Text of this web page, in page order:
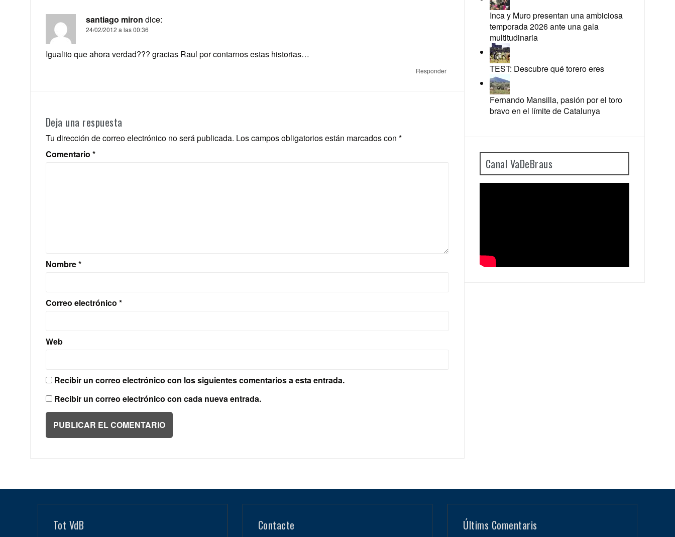
santiago miron dice:
24/02/2012 a las 00:36
Igualito que ahora verdad??? gracias Raul por contarnos estas historias…
Responder
Deja una respuesta
Tu dirección de correo electrónico no será publicada. Los campos obligatorios están marcados con *
Comentario *
Nombre*
Correo electrónico *
Web
Recibir un correo electrónico con los siguientes comentarios a esta entrada.
Recibir un correo electrónico con cada nueva entrada.
Inca y Muro presentan una ambiciosa
temporada 2026 ante una gala
multitudinaria
TEST: Descubre qué torero eres
Fernando Mansilla, pasión por el toro
bravo en el límite de Catalunya
Canal VaDeBraus
Tot VdB Contacte Últims Comentaris